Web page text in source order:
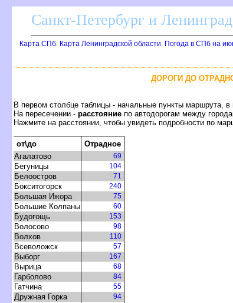
Санкт-Петербург и
Карта СПб. Карта Ленинградской области. Погода в СПб на
ДОРОГИ ДО
первом столбце таблицы - начальные пункты маршрута, в
На пересечении - расстояние по автодорогам между
Нажмите на расстоянии, чтобы увидеть подробности по
от\до
Отрадное
Агалатово
69
Бегуницы 104
Белоостро 71
Бокситогорск 240
Большая Ижора 75
Большие Колпаны 60
Будогощь 153
олосово 98
олхо 110
севоложск 57
ыбор 167
ырица 68
Гарболово 84
Гатчина 55
Дружная Горка 94